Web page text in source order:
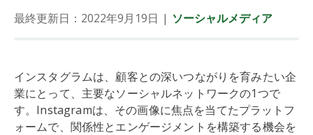
最終更新日：2022年9月19日 | ソーシャルメディア
インスタグラムは、顧客との深いつながりを育みたい企
業にとって、主要なソーシャルネットワークの1つで
す。Instagramは、その画像に焦点を当てたプラットフ
ォームで、関係性とエンゲージメントを構築する機会を